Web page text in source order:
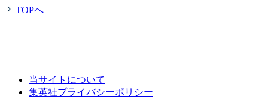
TOPへ
当サイトについて
集英社プライバシーポリシー